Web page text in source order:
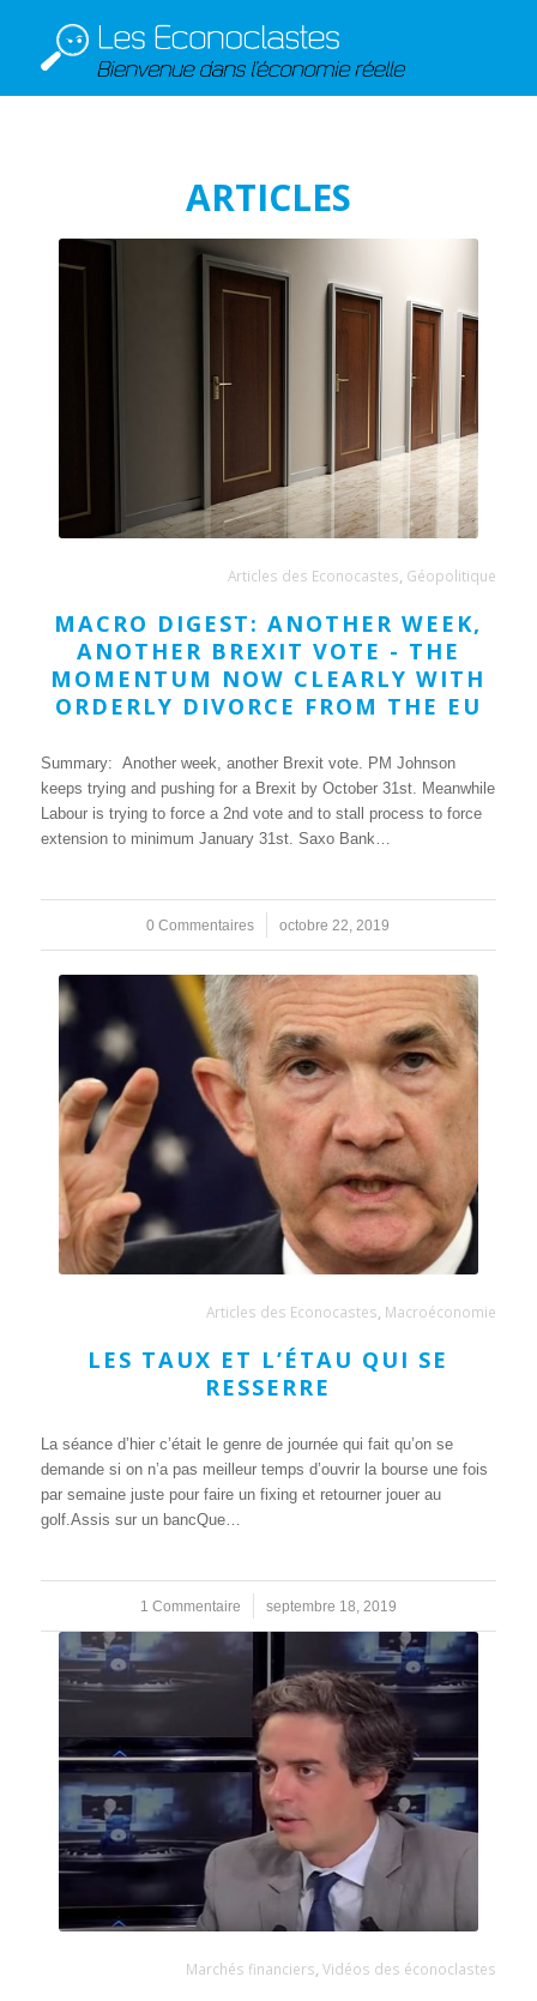
ARTICLES
Articles des Econocastes Géopolitique
MACRO DIGEST: ANOTHER WEEK,
ANOTHER BREXIT VOTE - THE
MOMENTUM NOW CLEARLY WITH
ORDERLY DIVORCE FROM THE EU
Summary: Another week, another Brexit vote. PM Johnson
keeps trying and pushing for a Brexit by October 31st. Meanwhile
Labour is trying to force a 2nd vote and to stall process to force
extension to minimum January 31st. Saxo Bank…
0 Commentaires
/ octobre 22, 2019
Articles des Econocastes Macroéconomie
LES TAUX ET L’ÉTAU QUI SE
RESSERRE
La séance d’hier c’était le genre de journée qui fait qu’on se
demande si on n’a pas meilleur temps d’ouvrir la bourse une fois
par semaine juste pour faire un fixing et retourner jouer au
golf.Assis sur un bancQue…
1 Commentaire
/ septembre 18, 2019
Marchés financiers,Vidéos des éconoclastes